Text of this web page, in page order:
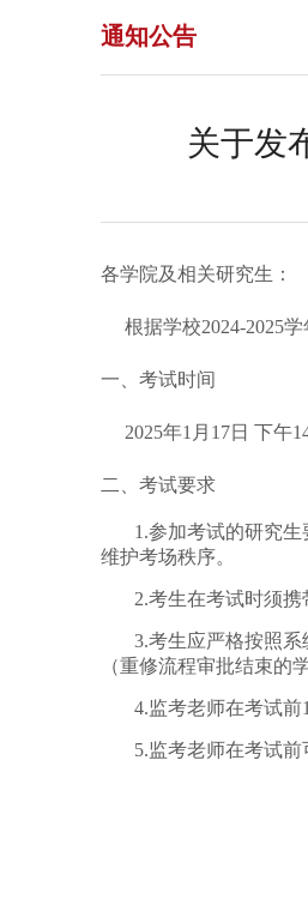
通知公告
关于发
各学院及相关研究生：
根据学校2024-2025
一、考试时间
2025年1月17日 下午
二、考试要求
1.参加考试的研究
维护考场秩序。
2.考生在考试时须
3.考生应严格按照
（重修流程审批结束的
4.监考老师在考试前
5.监考
研